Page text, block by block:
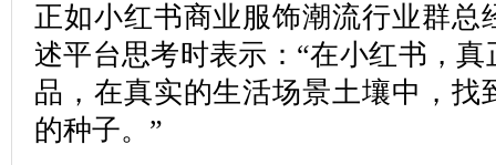
正如小红书商业服饰潮流行业群总
述平台思考时表示：“在小红书，
品，在真实的生活场景土壤中，找
的种子。”